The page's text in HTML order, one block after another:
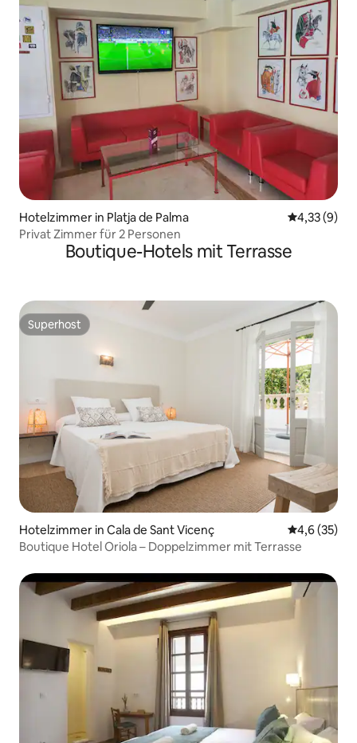
Hotelzimmer in Platja de Palma
4,33 (9)
Privat Zimmer für 2 Personen
Boutique-Hotels mit Terrasse
Superhost
Superhost
Hotelzimmer in Cala de Sant Vicenç
4,6 (35)
Boutique Hotel Oriola – Doppelzimmer mit Terrasse